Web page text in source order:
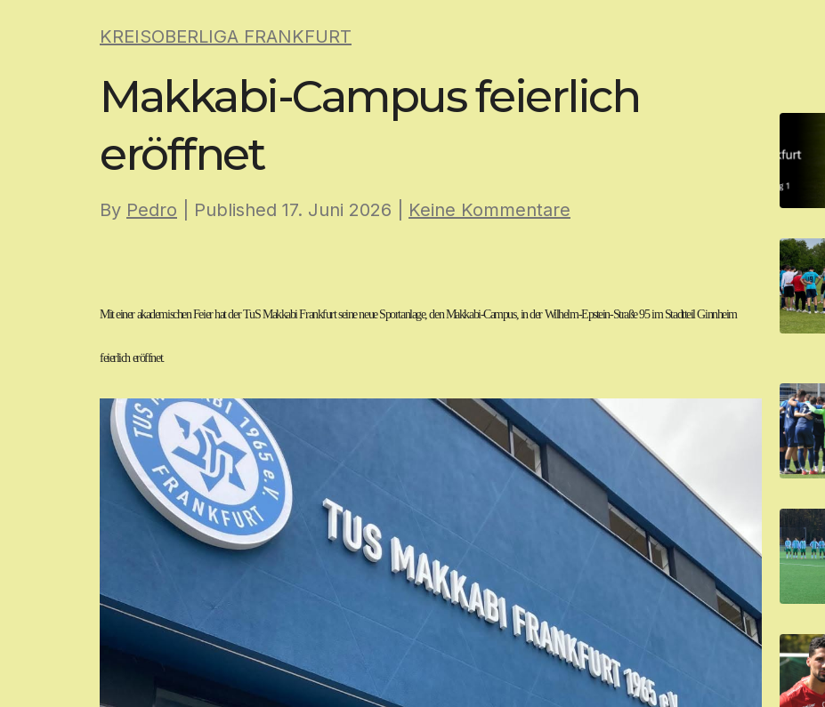
KREISOBERLIGA FRANKFURT
Makkabi-Campus feierlich
eröffnet
By Pedro | Published 17. Juni 2026 Keine Kommentare
Mit einer akademischen Feier hat der TuS Makkabi Frankfurt seine neue Sportanlage, den Makkabi-Campus, in der Wilhelm-Epstein-Straße 95 im Stadtteil Ginnheim
feierlich eröffnet.